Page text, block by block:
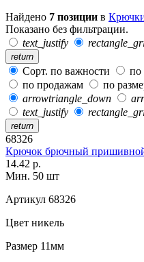
Найдено 7 позиции в
Показано без фильтрации.
text_justify
return
Сорт. по важности по
по продажам
по
arrowtriangle_down
text_justify
return
68326
Крючок брючный
14.42 р.
Мин. 50 шт
Артикул 68326
Цвет никель
Размер 11мм